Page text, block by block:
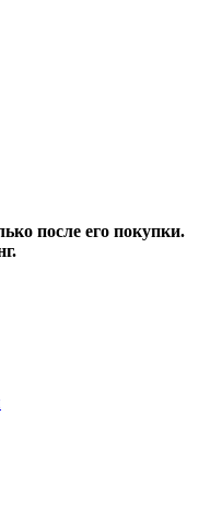
после его покупки.